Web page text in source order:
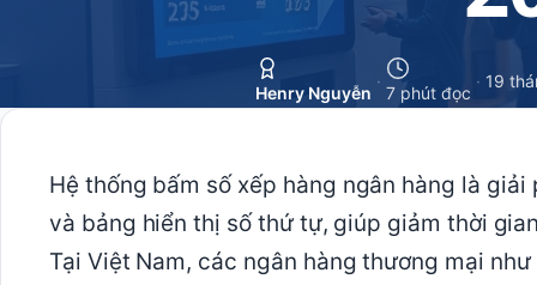
Henry Nguyễn
·
7 phút đọc
· 19
Hệ thống bấm số xếp hàng ngân hàng là
và bảng hiển thị số thứ tự, giúp giảm thời
Tại Việt Nam, các ngân hàng thương mại